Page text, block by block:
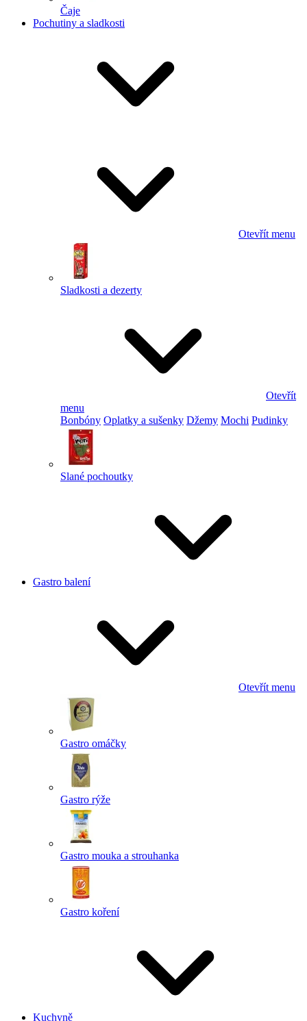
Čaje
Pochutiny a sladkosti
Otevřít menu
Sladkosti a dezerty
Otevřít
menu
Bonbóny Oplatky a sušenky Džemy Mochi Pudinky
Slané pochoutky
Gastro balení
Otevřít menu
Gastro omáčky
Gastro rýže
Gastro mouka a strouhanka
Gastro koření
Kuchyně